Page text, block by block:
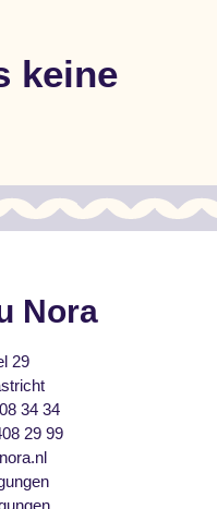
keine
Nora
29
34 34
29 99